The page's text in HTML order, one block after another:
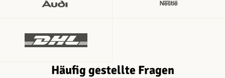
Häufig gestellte Fragen